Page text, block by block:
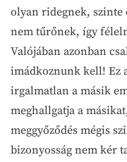
olyan ridegnek,
nem tűrőnek, így
Valójában azonban
imádkoznunk kell! Ez
irgalmatlan a másik
meghallgatja a
meggyőződés mégis
bizonyosság nem kér